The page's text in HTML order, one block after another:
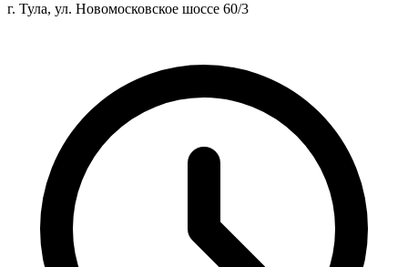
г. Тула, ул. Новомосковское шоссе 60/3